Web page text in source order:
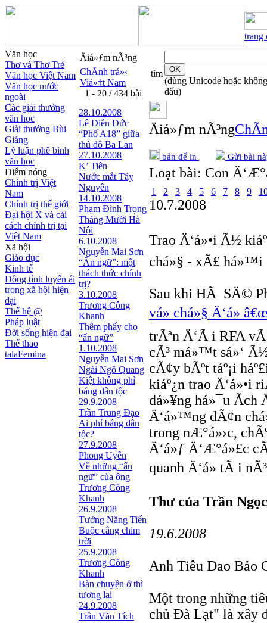
trang
Văn học
Thơ và Thơ Trẻ
Văn học Việt Nam
Văn học nước
ngoài
Các giải thưởng
văn học
Giải thưởng Bùi
Giáng
Lý luận phê bình
văn học
Điểm nóng
Chính trị Việt
Nam
Chính trị thế giới
Đại hội X và cải
cách chính trị tại
Việt Nam
Xã hội
Giáo dục
Kinh tế
Đồng tính luyến ái
trong xã hội hiện
đại
Thế hệ @
Pháp luật
Đời sống hiện đại
Thể thao
talaFemina
Äiá»ƒm nÃ³ng
ChÃ­nh trá»‹
Viá»‡t Nam
1 - 20 / 434 bài
28.10.2008
Lê Diễn Đức
“Phố A18” giữa
thủ đô Ba Lan
27.10.2008
K’ Tiên
Nước mắt Tây
Nguyên
14.10.2008
Phạm Đình Trọng
Tháng Mười Hà
Nội
6.10.2008
Nguyễn Mai Sơn
“Ẩn ngữ”: một
thách thức chính
trị?
3.10.2008
Trương Công
Khanh
Thêm phẩy cho
“ẩn ngữ”
1.10.2008
Nguyễn Mai Sơn
Ngài Ngô Quang
Kiệt không phỉ
báng dân tộc
29.9.2008
Trần Trung Đạo
Ai phỉ báng dân
tộc?
27.9.2008
Phong Uyên
Về những “ẩn
ngữ” của ông
Trương Công
Khanh
26.9.2008
Tưởng Năng Tiến
Buộc cẳng chim
trời
25.9.2008
Trương Công
Khanh
Bàn chuyện ở thì
tương lai
24.9.2008
Trần Văn Tích
tìm
(dùng Unicode hoặc không
dấu)
Äiá»ƒm nÃ³ng
bản để in Gửi bài
Loạt bài: Con
1 2 3 4 5 6 7 8 9
10.7.2008
Trao Ä‘á»•i Ã½
chá»§ - xÃ£ há»™i
Sau khi HÃ SÄ©
vá» chá»§ Ä‘á»
trÃªn Ä‘Ã i RFA
cÃ³ má»™t sá»‘
cÃ¢y bÃºt táº¡i
kiáº¿n trao Ä‘á»•i
dá»¥ng há»¯u Ã­ch
Ä‘á»™ng dÃ¢n
trong nÆ°á»›c,
Ä‘á»ƒ Ä‘Æ°á»£c
quanh Ä‘á» tÃ i
Thư của Trần
19.6.2008
Anh Tiêu Dao Bảo
Một trong những
chủ Đà Lạt" là xây